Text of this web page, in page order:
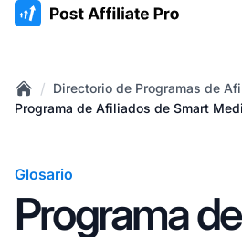
:site.title
Home
/ Directorio de Programas de
Programa de Afiliados de Smart
Glosario
Programa de